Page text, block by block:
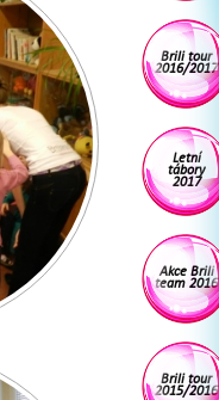
Brili tour
2016/2017
Letní
tábory
2017
Akce Brili
team 2016
Brili tour
2015/2016